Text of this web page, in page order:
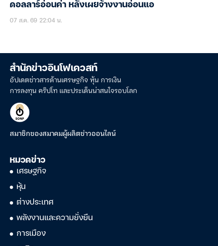
ดอลลาร์อ่อนค่า หลังเผยจ้างงานอ่อนแอ
07 ส.ค. 69 22:04 น.
สำนักข่าวอินโฟเควสท์
อัปเดตข่าวสารด้านเศรษฐกิจ หุ้น การเงิน
การลงทุน คริปโท และประเด็นน่าสนใจรอบโลก
สมาชิกของสมาคมผู้ผลิตข่าวออนไลน์
หมวดข่าว
เศรษฐกิจ
หุ้น
ต่างประเทศ
พลังงานและความยั่งยืน
การเมือง